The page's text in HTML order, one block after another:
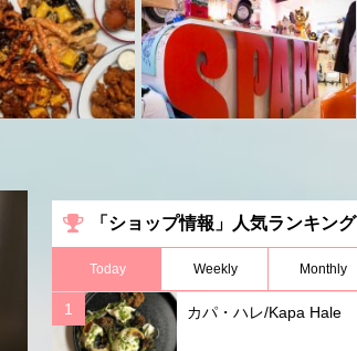
力
(例）
カ
フ
ェ
イ
ー
「ショップ情報」人気ランキング
Today Weekly Monthly
カパ・ハレ/Kapa Hale